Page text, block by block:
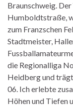
Braunschweig.
Humboldtstraße,
zum Franzschen
Stadtmeister,
die Regionalliga
Heidberg und
06. Ich erlebte
Höhen und Tiefen